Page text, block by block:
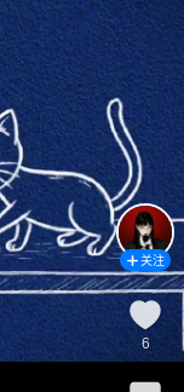
关注
6